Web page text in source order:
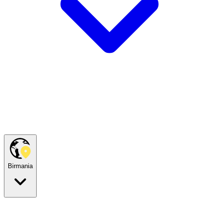
Birmania